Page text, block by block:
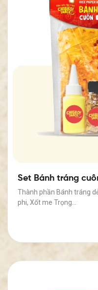
Set Bánh tráng
Thành phần Bánh tráng
phi, Xốt me Trọng…